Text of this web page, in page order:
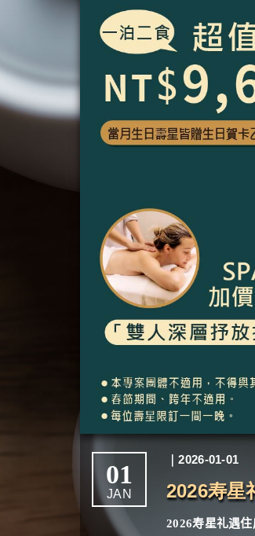
01
JAN
｜2026-01-01
2026寿星
2026寿星礼遇住